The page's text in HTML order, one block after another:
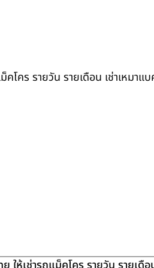
โคร รายวัน รายเดือน เช่าเหมาแ